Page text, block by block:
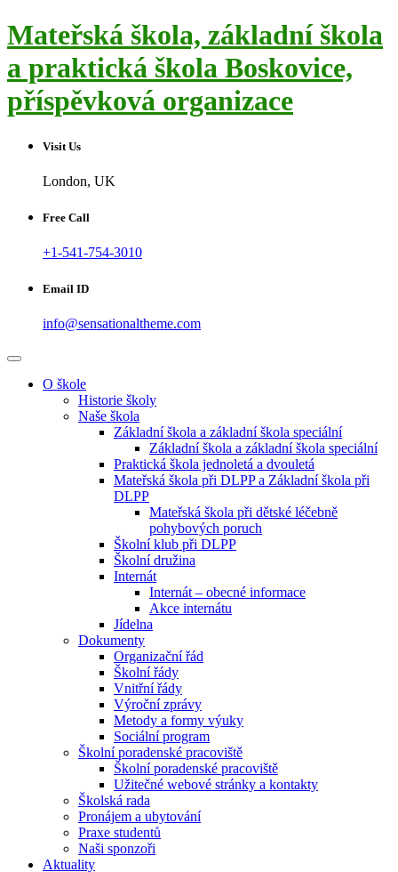
Skip
to
Mateřská škola, základní škola
a praktická škola Boskovice,
příspěvková organizace
Visit Us
London, UK
Free Call
+1-541-754-3010
Email ID
info@sensationaltheme.com
O škole
Historie školy
Naše škola
Základní škola a základní škola speciální
Základní škola a základní škola speciální
Praktická škola jednoletá a dvouletá
Mateřská škola při DLPP a Základní škola při
DLPP
Mateřská škola při dětské léčebně
pohybových poruch
Školní klub při DLPP
Školní družina
Internát
Internát – obecné informace
Akce internátu
Jídelna
Dokumenty
Organizační řád
Školní řády
Vnitřní řády
Výroční zprávy
Metody a formy výuky
Sociální program
Školní poradenské pracoviště
Školní poradenské pracoviště
Užitečné webové stránky a kontakty
Školská rada
Pronájem a ubytování
Praxe studentů
Naši sponzoři
Aktuality